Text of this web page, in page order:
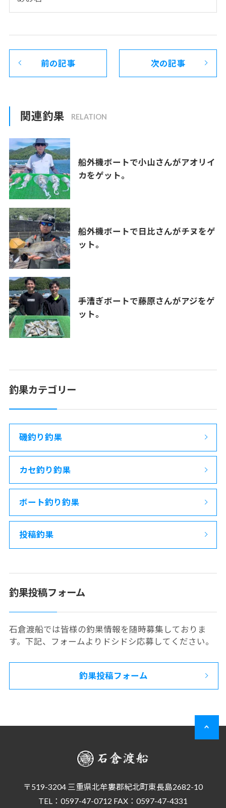
前の記事 次の記事
関連釣果
船外機ボートで小山さんがアオリイ
カをゲット。
船外機ボートで日比さんがチヌをゲ
ット。
手漕ぎボートで藤原さんがアジをゲ
ット。
釣果カテゴリー
磯釣り釣果
カセ釣り釣果
ボート釣り釣果
投稿釣果
釣果投稿フォーム
石倉渡船では皆様の釣果情報を随時募集しておりま
す。下記、フォームよりドシドシ応募してください。
釣果投稿フォーム
〒519-3204 三重県北牟婁郡紀北町東長島2682-10
TEL：0597-47-0712 FAX：0597-47-4331